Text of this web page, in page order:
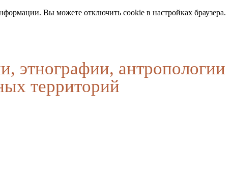
Вы можете отключить cookie в настройках браузера.
этнографии, антропологии
территорий